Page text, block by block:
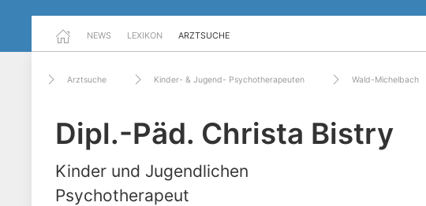
NEWS LEXIKON ARZTSUCHE
Arztsuche Kinder- & Jugend- Psychotherapeuten Wald-Michelbach
Dipl.-Päd. Christa Bistry
Kinder und Jugendlichen
Psychotherapeut